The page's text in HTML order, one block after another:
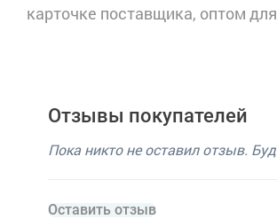
карточке поставщика, оптом
Отзывы покупателей
Пока никто не оставил отзыв.
Оставить отзыв